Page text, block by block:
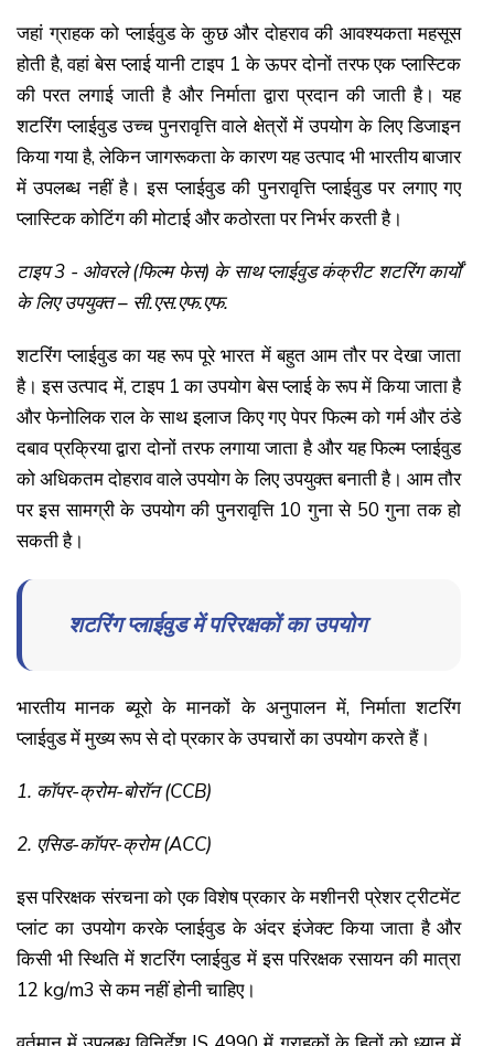
जहां ग्राहक को प्लाईवुड के कुछ और दोहराव की आवश्यकता महसूस
होती है, वहां बेस प्लाई यानी टाइप 1 के ऊपर दोनों तरफ एक प्लास्टिक
की परत लगाई जाती है और निर्माता द्वारा प्रदान की जाती है। यह
शटरिंग प्लाईवुड उच्च पुनरावृत्ति वाले क्षेत्रों में उपयोग के लिए डिजाइन
किया गया है, लेकिन जागरूकता के कारण यह उत्पाद भी भारतीय बाजार
में उपलब्ध नहीं है। इस प्लाईवुड की पुनरावृत्ति प्लाईवुड पर लगाए गए
प्लास्टिक कोटिंग की मोटाई और कठोरता पर निर्भर करती है।
टाइप 3 - ओवरले (फिल्म फेस) के साथ प्लाईवुड कंक्रीट शटरिंग कार्यों
के लिए उपयुक्त – सी.एस.एफ.एफ.
शटरिंग प्लाईवुड का यह रूप पूरे भारत में बहुत आम तौर पर देखा जाता
है। इस उत्पाद में, टाइप 1 का उपयोग बेस प्लाई के रूप में किया जाता है
और फेनोलिक राल के साथ इलाज किए गए पेपर फिल्म को गर्म और ठंडे
दबाव प्रक्रिया द्वारा दोनों तरफ लगाया जाता है और यह फिल्म प्लाईवुड
को अधिकतम दोहराव वाले उपयोग के लिए उपयुक्त बनाती है। आम तौर
पर इस सामग्री के उपयोग की पुनरावृत्ति 10 गुना से 50 गुना तक हो
सकती है।
शटरिंग प्लाईवुड में परिरक्षकों का उपयोग
भारतीय मानक ब्यूरो के मानकों के अनुपालन में, निर्माता शटरिंग
प्लाईवुड में मुख्य रूप से दो प्रकार के उपचारों का उपयोग करते हैं।
1. कॉपर-क्रोम-बोरॉन (CCB)
2. एसिड-कॉपर-क्रोम (ACC)
इस परिरक्षक संरचना को एक विशेष प्रकार के मशीनरी प्रेशर ट्रीटमेंट
प्लांट का उपयोग करके प्लाईवुड के अंदर इंजेक्ट किया जाता है और
किसी भी स्थिति में शटरिंग प्लाईवुड में इस परिरक्षक रसायन की मात्रा
12 kg/m3 से कम नहीं होनी चाहिए।